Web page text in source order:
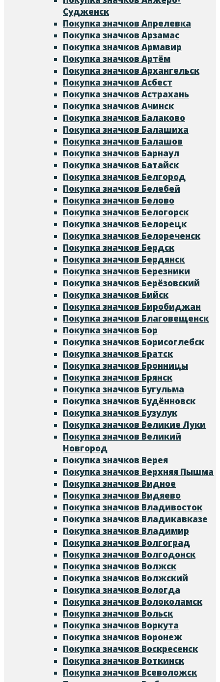
Судженск
Покупка значков Апрелевка
Покупка значков Арзамас
Покупка значков Армавир
Покупка значков Артём
Покупка значков Архангельск
Покупка значков Асбест
Покупка значков Астрахань
Покупка значков Ачинск
Покупка значков Балаково
Покупка значков Балашиха
Покупка значков Балашов
Покупка значков Барнаул
Покупка значков Батайск
Покупка значков Белгород
Покупка значков Белебей
Покупка значков Белово
Покупка значков Белогорск
Покупка значков Белорецк
Покупка значков Белореченск
Покупка значков Бердск
Покупка значков Бердянск
Покупка значков Березники
Покупка значков Берёзовский
Покупка значков Бийск
Покупка значков Биробиджан
Покупка значков Благовещенск
Покупка значков Бор
Покупка значков Борисоглебск
Покупка значков Братск
Покупка значков Бронницы
Покупка значков Брянск
Покупка значков Бугульма
Покупка значков Будённовск
Покупка значков Бузулук
Покупка значков Великие Луки
Покупка значков Великий
Новгород
Покупка значков Верея
Покупка значков Верхняя Пышма
Покупка значков Видное
Покупка значков Видяево
Покупка значков Владивосток
Покупка значков Владикавказе
Покупка значков Владимир
Покупка значков Волгоград
Покупка значков Волгодонск
Покупка значков Волжск
Покупка значков Волжский
Покупка значков Вологда
Покупка значков Волоколамск
Покупка значков Вольск
Покупка значков Воркута
Покупка значков Воронеж
Покупка значков Воскресенск
Покупка значков Воткинск
Покупка значков Всеволожск